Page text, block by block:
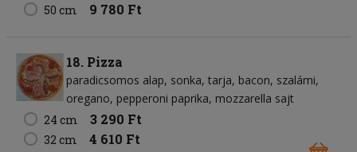
50 cm 9 780 Ft
18. Pizza
paradicsomos alap sonka tarja bacon szalámi
oregano pepperoni paprika mozzarella sajt
24 cm
3 290 Ft
32 cm 4 610 Ft